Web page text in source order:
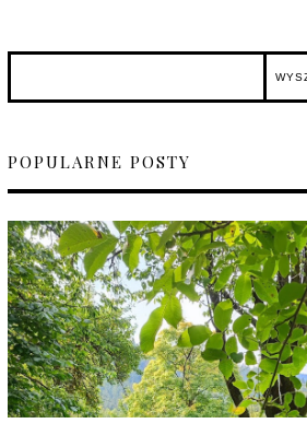
POPULARNE POSTY